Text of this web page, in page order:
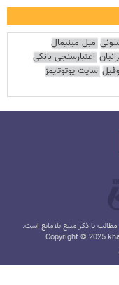
مبل مینیمال
اعتبارسنجی بانکی
سایت یوتوتایمز
با ذکر منبع بلامانع است.
Copyright © 2025